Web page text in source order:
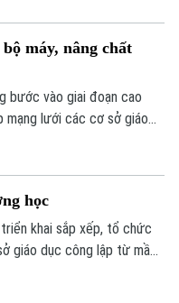
học.
máy, nâng chất
bước vào giai đoạn cao
mạng lưới các cơ sở giáo
tắc xuyên suốt: tinh gọn
học, sắp xếp nhưng
đoạn việc học của học
học
khai sắp xếp, tổ chức
giáo dục công lập từ mầm